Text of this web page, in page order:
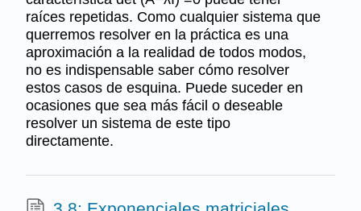
raíces repetidas. Como cualquier sistema que
querremos resolver en la práctica es una
aproximación a la realidad de todos modos,
no es indispensable saber cómo resolver
estos casos de esquina. Puede suceder en
ocasiones que sea más fácil o deseable
resolver un sistema de este tipo
directamente.